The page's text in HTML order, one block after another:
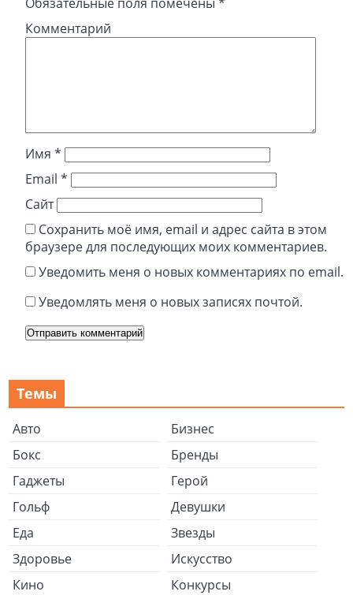
Комментарий
Имя*
Email*
Сайт
Сохранить моё имя, email и адрес сайта в этом
браузере для последующих моих комментариев.
Уведомить меня о новых комментариях по email.
Уведомлять меня о новых записях почтой.
Темы
Авто
Бизнес
Бокс
Бренды
Гаджеты
Герой
Гольф
Девушки
Еда
Звезды
Здоровье
Искусство
Кино
Конкурсы